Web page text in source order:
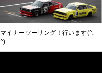
マイナーツーリング！行います(^｡
^)